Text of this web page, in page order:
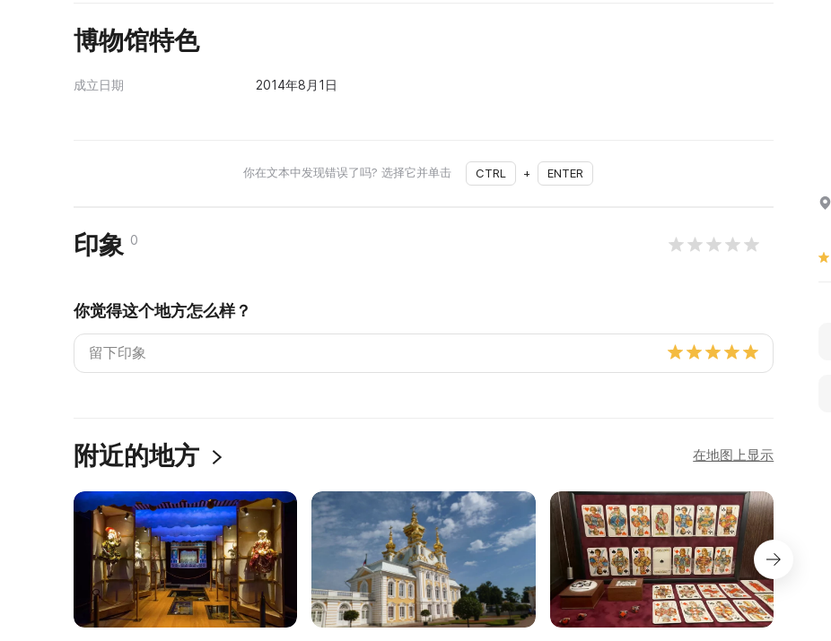
博物馆特色
成立日期 2014年8月1日
你在文本中发现错误了吗? 选择它并单击 CTRL + ENTER
印象 0
你觉得这个地方怎么样？
附近的地方 在地图上显示